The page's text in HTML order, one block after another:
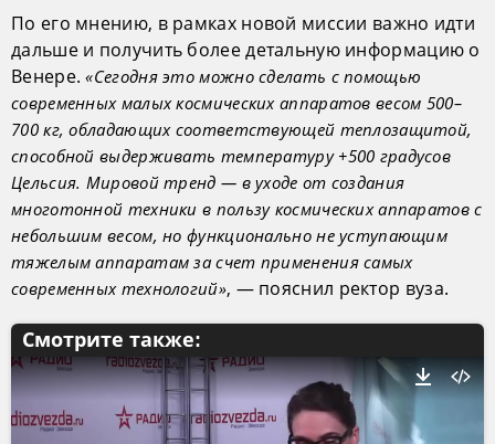
По его мнению, в рамках новой миссии важно идти
дальше и получить более детальную информацию о
Венере.«Сегодня это можно сделать с помощью
современных малых космических аппаратов весом 500–
700 кг, обладающих соответствующей теплозащитой,
способной выдерживать температуру +500 градусов
Цельсия. Мировой тренд — в уходе от создания
многотонной техники в пользу космических аппаратов с
небольшим весом, но функционально не уступающим
тяжелым аппаратам за счет применения самых
современных технологий», — пояснил ректор вуза.
Смотрите также: